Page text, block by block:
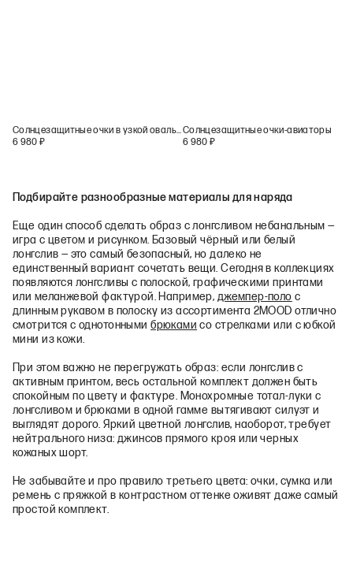
Солнцезащитные очки в узкой овальной оправе
6 980 ₽
Солнцезащитные очки-авиаторы
6 980 ₽
Подбирайте разнообразные материалы для наряда
Еще один способ сделать образ с лонгсливом небанальным —
игра с цветом и рисунком. Базовый чёрный или белый
лонгслив — это самый безопасный, но далеко не
единственный вариант сочетать вещи. Сегодня в коллекциях
появляются лонгсливы с полоской, графическими принтами
или меланжевой фактурой. Например, джемпер-поло с
длинным рукавом в полоску из ассортимента 2MOOD отлично
смотрится с однотоннымибрюками со стрелками или с юбкой
мини из кожи.
При этом важно не перегружать образ: если лонгслив с
активным принтом, весь остальной комплект должен быть
спокойным по цвету и фактуре. Монохромные тотал-луки с
лонгсливом и брюками в одной гамме вытягивают силуэт и
выглядят дорого. Яркий цветной лонгслив, наоборот, требует
нейтрального низа: джинсов прямого кроя или черных
кожаных шорт.
Не забывайте и про правило третьего цвета: очки, сумка или
ремень с пряжкой в контрастном оттенке оживят даже самый
простой комплект.